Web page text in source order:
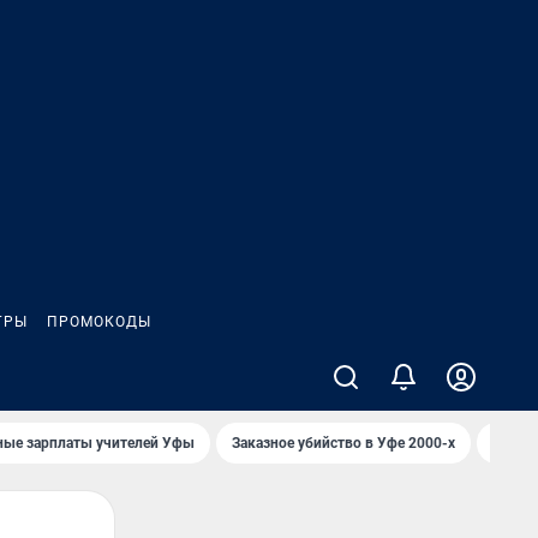
ПРОМОКОДЫ
зарплаты учителей Уфы Заказное убийство в Уфе 2000-х